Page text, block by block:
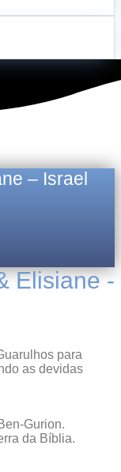
– Israel
Elisiane -
para
as devidas
Gurion.
da Bíblia.